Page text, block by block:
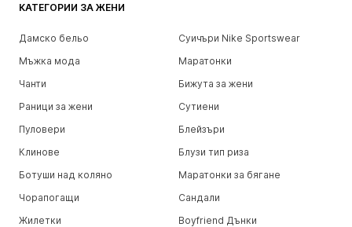
КАТЕГОРИИ ЗА ЖЕНИ
Дамско бельо
Суичъри Nike Sportswear
Мъжка мода
Маратонки
Чанти
Бижута за жени
Раници за жени
Сутиени
Пуловери
Блейзъри
Клинове
Блузи тип риза
Ботуши над коляно
Маратонки за бягане
Чорапогащи
Сандали
Жилетки
Boyfriend Дънки